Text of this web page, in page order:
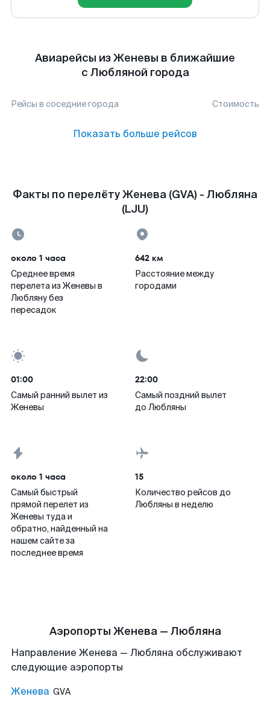
Авиарейсы из Женевы в ближайшие
с Любляной города
Рейсы в соседние города Стоимость
Показать больше рейсов
Факты по перелёту Женева (GVA) - Любляна
(LJU)
около 1 часа
Среднее время
перелета из Женевы в
Любляну без
пересадок
642 км
Расстояние между
городами
01:00
Самый ранний вылет из
Женевы
22:00
Самый поздний вылет
до Любляны
около 1 часа
Самый быстрый
прямой перелет из
Женевы туда и
обратно, найденный на
нашем сайте за
последнее время
15
Количество рейсов до
Любляны в неделю
Аэропорты Женева — Любляна
Направление Женева — Любляна обслуживают
следующие аэропорты
Женева GVA